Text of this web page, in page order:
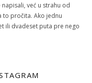
već u strahu od
to pročita. Ako jednu
ili dvadeset puta pre nego